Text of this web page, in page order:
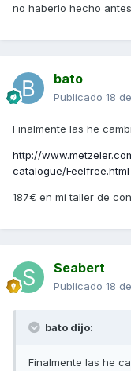
no haberlo hecho
bato
Publicado 18
Finalmente las he
http://
catalogue/Feelfree.html
187€ en mi taller de
Seabert
Publicado 18
bato dijo:
Finalmente las he